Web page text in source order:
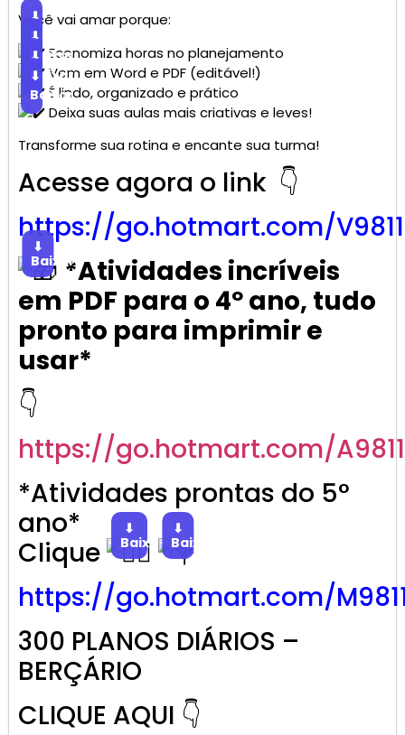
Você vai amar porque:
⬇
Baixar
Economiza horas no planejamento
⬇
Baixar
Vem em Word e PDF (editável!)
⬇
Baixar
É lindo, organizado e prático
⬇
Baixar
Deixa suas aulas mais criativas e leves!
Transforme sua rotina e encante sua turma!
Acesse agora o link 👇
https://go.hotmart.com/
⬇
Baixar*Atividades incríveis
em PDF para o 4º ano, tudo
pronto para imprimir e
usar*
👇
https://go.hotmart.com/
*Atividades prontas do 5°
ano*
Clique
⬇
Baixar
⬇
Baixar
https://go.hotmart.com/
300 PLANOS DIÁRIOS –
BERÇÁRIO
CLIQUE AQUI 👇